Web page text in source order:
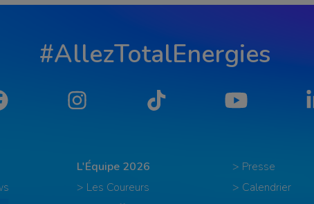
#AllezTotalEnergies
Instagram Tiktok YouTube
L'Équipe 2026
> Les Coureurs
> Presse
> Calendrier